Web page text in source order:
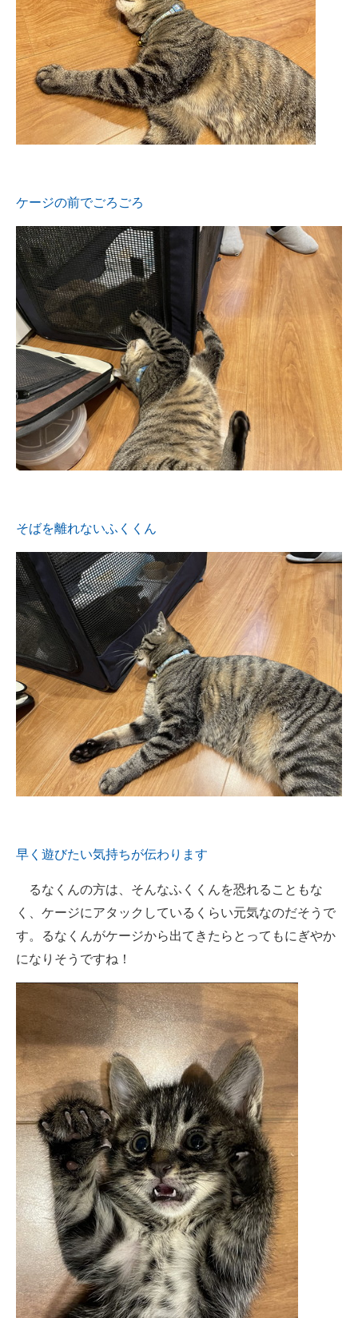
ケージの前でごろごろ
そばを離れないふくくん
早く遊びたい気持ちが伝わります
るなくんの方は、そんなふくくんを恐れることもな
く、ケージにアタックしているくらい元気なのだそうで
す。るなくんがケージから出てきたらとってもにぎやか
になりそうですね！